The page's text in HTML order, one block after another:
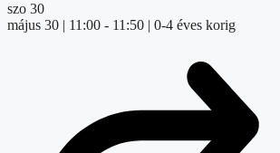
szo 30
május 30 | 11:00 - 11:50 | 0-4 éves korig